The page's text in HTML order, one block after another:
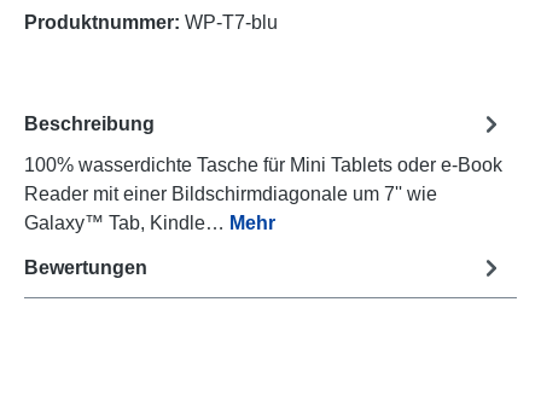
Produktnummer: WP-T7-blu
Beschreibung
100% wasserdichte Tasche für Mini Tablets oder e-Book
Reader mit einer Bildschirmdiagonale um 7'' wie
Galaxy™ Tab, Kindle… Mehr
Bewertungen